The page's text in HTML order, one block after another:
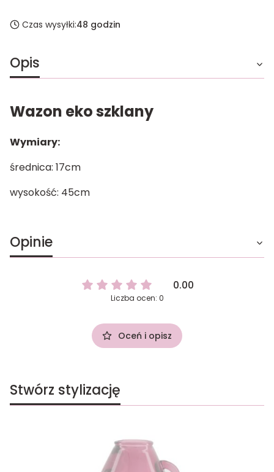
Czas wysyłki:48 godzin
Opis
Wazon eko szklany
Wymiary:
średnica: 17cm
wysokość: 45cm
Opinie
0.00
Liczba ocen: 0
Oceń i opisz
Stwórz stylizację